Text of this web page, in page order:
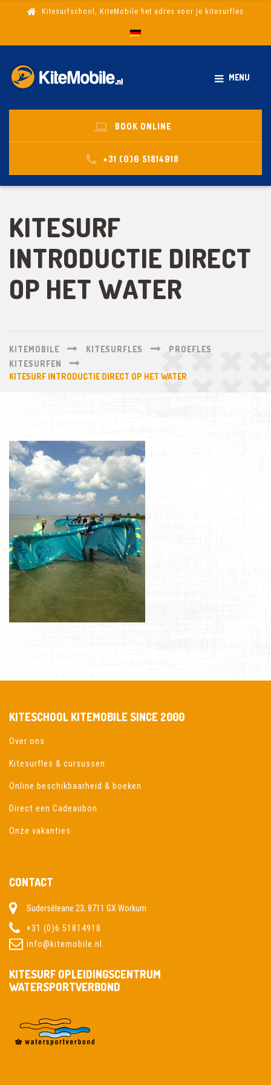
Kitesurfschool, KiteMobile het adres voor je kitesurfles
MENU
BOOK ONLINE
+31 (0)6 51814918
KITESURF
INTRODUCTIE DIRECT
OP HET WATER
KITEMOBILE KITESURFLES
PROEFLES
KITESURFEN
KITESURF INTRODUCTIE DIRECT OP HET WATER
KITESCHOOL KITEMOBILE SINCE 2000
Over ons
Kitesurfles & cursussen
Online beschikbaarheid & boeken
Direct een Cadeaubon
Onze vakanties
CONTACT
Suderséleane 23, 8711 GX Workum
+31 (0)6 51814918
info@kitemobile.nl
KITESURF OPLEIDINGSCENTRUM
WATERSPORTVERBOND